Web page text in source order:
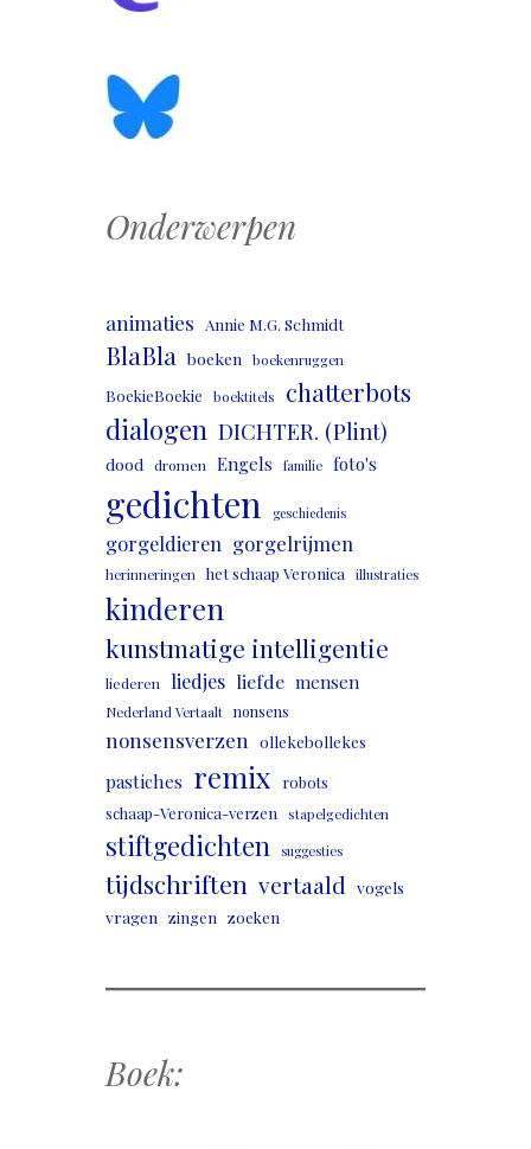
Onderwerpen
animaties Annie M.G. Schmidt
BlaBla boeken boekenruggen
BoekieBoekie boektitels chatterbots
dialogen DICHTER. (Plint)
dood dromen Engels familie foto's
gedichten geschiedenis
gorgeldieren gorgelrijmen
herinneringen het schaap Veronica illustraties
kinderen
kunstmatige intelligentie
liederen liedjes liefde mensen
Nederland Vertaalt nonsens
nonsensverzen ollekebollekes
pastiches remix
robots
schaap-Veronica-verzen stapelgedichten
stiftgedichten suggesties
tijdschriften vertaald vogels
vragen zingen zoeken
Boek: